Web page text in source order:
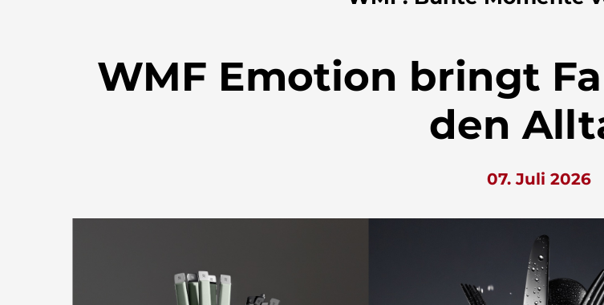
WMF Emotion bringt
den
07. Juli 2026